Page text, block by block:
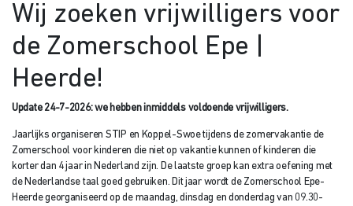
Wij zoeken vrijwilligers voor
de Zomerschool Epe |
Heerde!
Update 24-7-2026: we hebben inmiddels voldoende vrijwilligers.
Jaarlijks organiseren STIP en Koppel-Swoe tijdens de zomervakantie de
Zomerschool voor kinderen die niet op vakantie kunnen of kinderen die
korter dan 4 jaar in Nederland zijn. De laatste groep kan extra oefening met
de Nederlandse taal goed gebruiken. Dit jaar wordt de Zomerschool Epe-
Heerde georganiseerd op de maandag, dinsdag en donderdag van 09.30-